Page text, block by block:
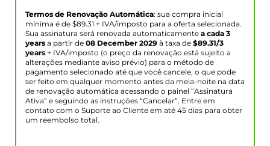
Termos de Renovação Automática: sua compra inicial
mínima é de $89.31 + IVA/imposto para a oferta selecionada.
Sua assinatura será renovada automaticamente a cada 3
years a partir de 08 December 2029 à taxa de $89.31/3
years + IVA/imposto (o preço da renovação está sujeito a
alterações mediante aviso prévio) para o método de
pagamento selecionado até que você cancele, o que pode
ser feito em qualquer momento antes da meia-noite na data
de renovação automática acessando o painel “Assinatura
Ativa” e seguindo as instruções “Cancelar”. Entre em
contato com o Suporte ao Cliente em até 45 dias para obter
um reembolso total.